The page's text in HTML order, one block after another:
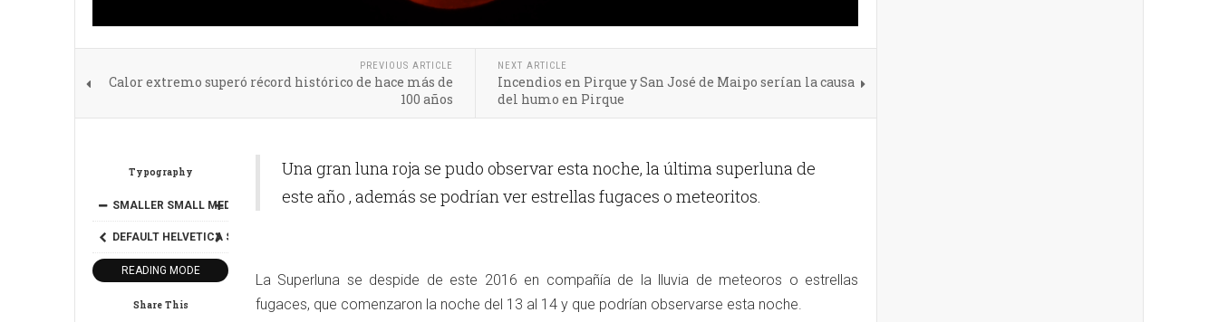
PREVIOUS ARTICLE
Calor extremo superó récord histórico de hace más de
100 años
NEXT ARTICLE
Incendios en Pirque y San José de Maipo serían la causa
del humo en Pirque
Typography
SMALLER SMALL MEDIUM BIGGER
DEFAULT HELVETICA SEGOE
READING MODE
Share This
Una gran luna roja se pudo observar esta noche, la última superluna de
este año , además se podrían ver estrellas fugaces o meteoritos.
La Superluna se despide de este 2016 en compañía de la lluvia de meteoros o estrellas
fugaces, que comenzaron la noche del 13 al 14 y que podrían observarse esta noche.